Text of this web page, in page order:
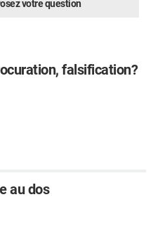
votre question
falsification?
au dos